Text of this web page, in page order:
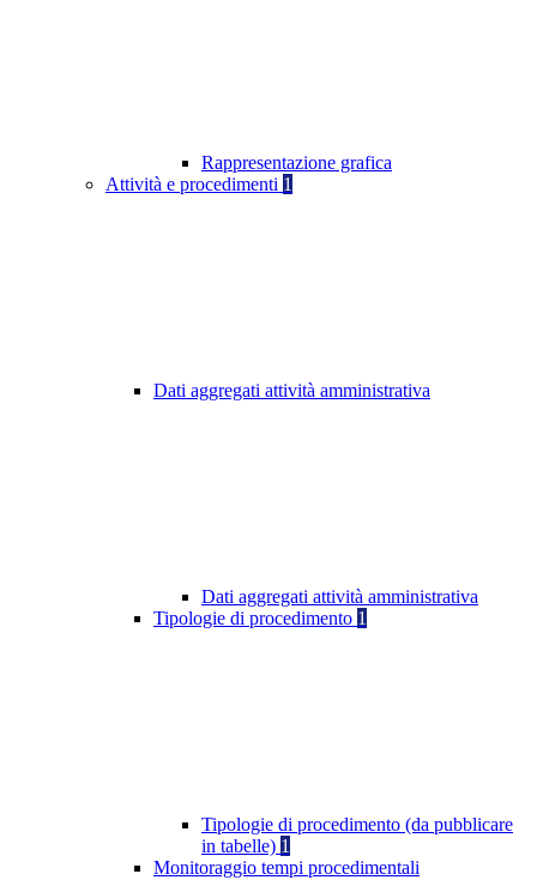
Rappresentazione grafica
Attività e procedimenti 1
Dati aggregati attività amministrativa
Dati aggregati attività amministrativa
Tipologie di procedimento 1
Tipologie di procedimento (da pubblicare
in tabelle) 1
Monitoraggio tempi procedimentali